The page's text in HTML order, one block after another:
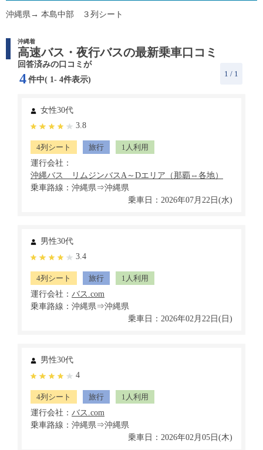
沖縄県→ 本島中部 ３列シート
沖縄着
高速バス・夜行バスの最新乗車口コミ
回答済みの口コミが
4 件中( 1- 4件表示)
1 / 1
女性30代
3.8
4列シート 旅行
1人利用
運行会社：
乗車路線：沖縄県⇒沖縄県
乗車日：2026年07月22日(水)
男性30代
3.4
4列シート 旅行
1人利用
運行会社：
乗車路線：沖縄県⇒沖縄県
乗車日：2026年02月22日(日)
男性30代
4
4列シート 旅行
1人利用
運行会社：
乗車路線：沖縄県⇒沖縄県
乗車日：2026年02月05日(木)